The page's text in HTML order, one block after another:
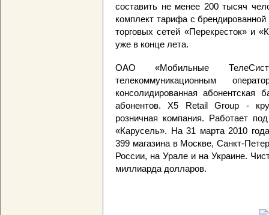
составить не менее 200 тысяч
комплект тарифа с
торговых сетей «Перекресток» и
уже в конце лета.
ОАО «Мобильные
телекоммуникационным
консолидированная абонентская
абонентов. X5 Retail Group -
розничная компания. Работает
«Карусель». На 31 марта 2010
399 магазина в Москве, Санкт-
России, на Урале и на Украине.
миллиарда долларов.